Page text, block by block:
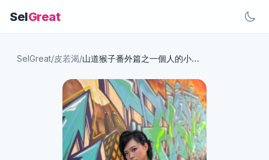
SelGreat
SelGreat/皮若渴/ 山道猴子番外篇之一個人的小旅行